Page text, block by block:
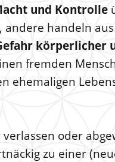
und Kontrolle
andere handeln aus
körperlicher
fremden
ehemaligen
oder
zu einer